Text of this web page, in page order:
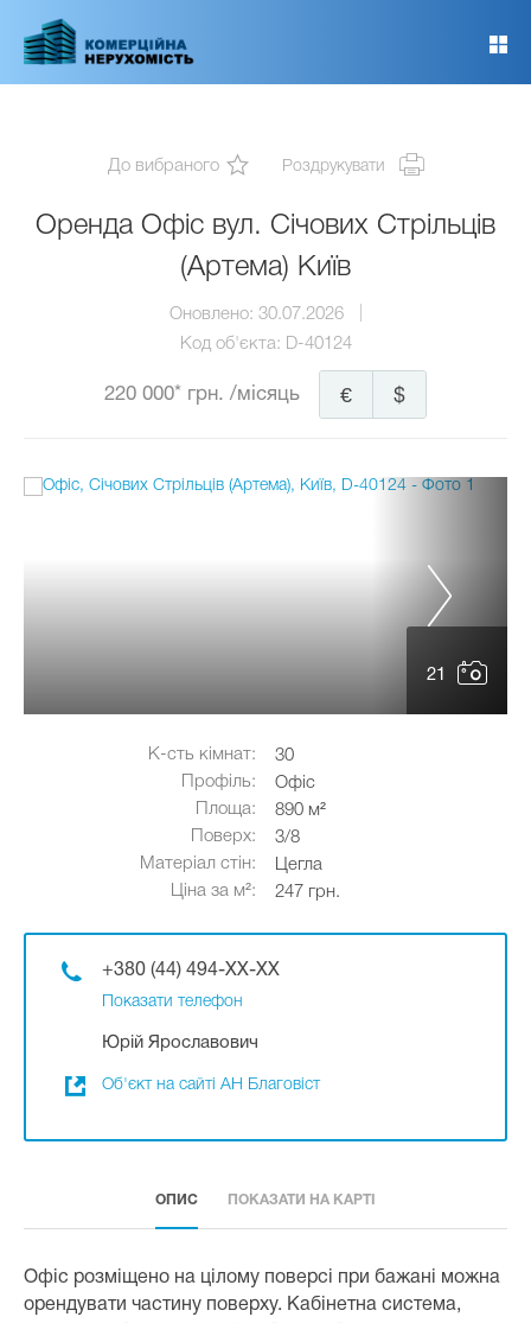
основного
До вибраного Роздрукувати
Оренда Офіс вул. Січових Стрільців
(Артема) Київ
Оновлено: 30.07.2026
Код об'єкта: D-40124
220 000* грн. /місяць $
€
21
К-сть кімнат:
30
Профіль:
Офіс
Площа:
890 м²
Поверх:
3/8
Матеріал стін:
Цегла
Ціна за м²:
247 грн.
+380 (44) 494-XX-XX
Показати телефон
Юрій Ярославович
Об'єкт на сайті АН Благовіст
ОПИС ПОКАЗАТИ НА КАРТІ
Офіс розміщено на цілому поверсі при бажані можна
орендувати частину поверху. Кабінетна система,